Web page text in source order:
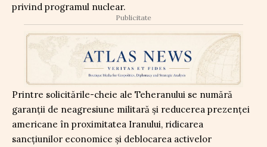
privind programul nuclear.
Publicitate
Printre solicitările-cheie ale Teheranului se numără
garanții de neagresiune militară și reducerea prezenței
americane în proximitatea Iranului, ridicarea
sancțiunilor economice și deblocarea activelor